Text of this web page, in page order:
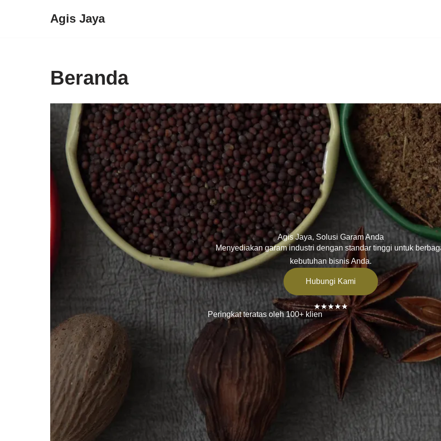
Agis Jaya
Beranda
Agis Jaya, Solusi Garam Anda
Menyediakan garam industri dengan standar tinggi untuk
kebutuhan bisnis Anda.
Hubungi Kami
★★★★★
Peringkat teratas oleh 100+ klien